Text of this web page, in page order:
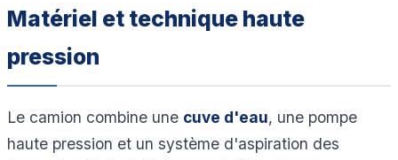
Matériel et technique haute
pression
Le camion combine une cuve d'eau, une pompe
haute pression et un système d'aspiration des